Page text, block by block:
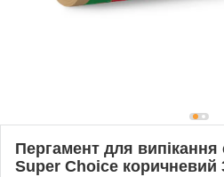
Пергамент для випікання
Super Choice коричневий